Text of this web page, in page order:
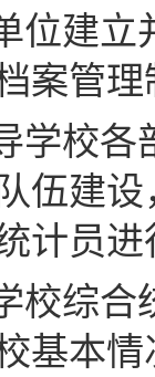
位建
案管
学校
伍建
计员
校综
基本